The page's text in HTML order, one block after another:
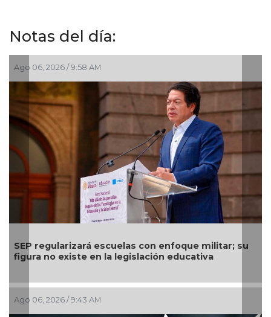
Notas del día:
enfoque militar; su
educativa
Comienza el pago de la Beca
calendario por apellido del 3 al